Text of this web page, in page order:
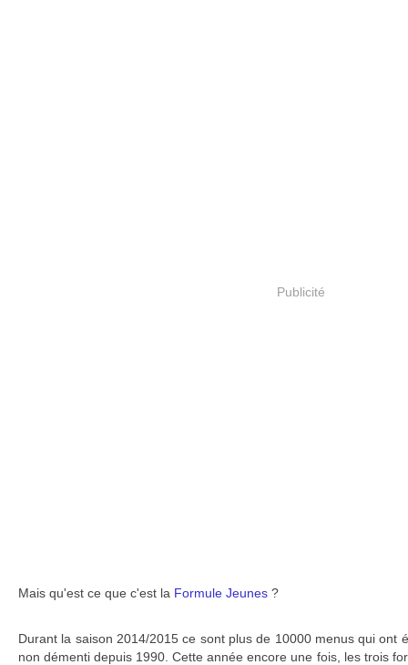
Publicité
Mais qu'est ce que c'est la Formule Jeunes ?
Durant la saison 2014/2015 ce sont plus de 10000 menus qui ont
non démenti depuis 1990. Cette année encore une fois, les trois